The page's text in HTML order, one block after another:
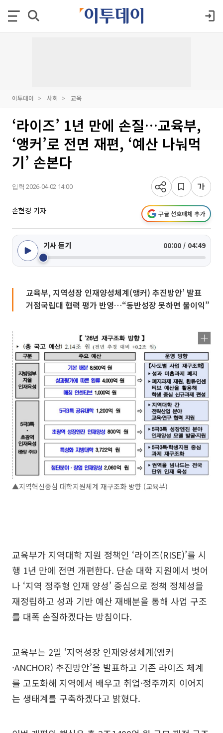
이투데이 사회 교육
‘라이즈’ 1년 만에 손질…교육부,
‘앵커’로 전면 재편, ‘예산 나눠먹
기’ 손본다
입력 2026-04-02 14:00
손현경 기자 구글 선호매체 추가
기사 듣기 00:00 / 04:49
교육부, 지역성장 인재양성체계(앵커) 추진방안’ 발표
거점국립대 협력 평가 반영…“동반성장 못하면 불이익”
▲지역혁신중심 대학지원체계 재구조화 방향 (교육부)
교육부가 지역대학 지원 정책인 ‘라이즈(RISE)’를 시
행 1년 만에 전면 개편한다. 단순 대학 지원에서 벗어
나 ‘지역 정주형 인재 양성’ 중심으로 정책 정체성을
재정립하고 성과 기반 예산 재배분을 통해 사업 구조
를 대폭 손질하겠다는 방침이다.
교육부는 2일 ‘지역성장 인재양성체계(앵커
·ANCHOR) 추진방안’을 발표하고 기존 라이즈 체계
를 고도화해 지역에서 배우고 취업·정주까지 이어지
는 생태계를 구축하겠다고 밝혔다.